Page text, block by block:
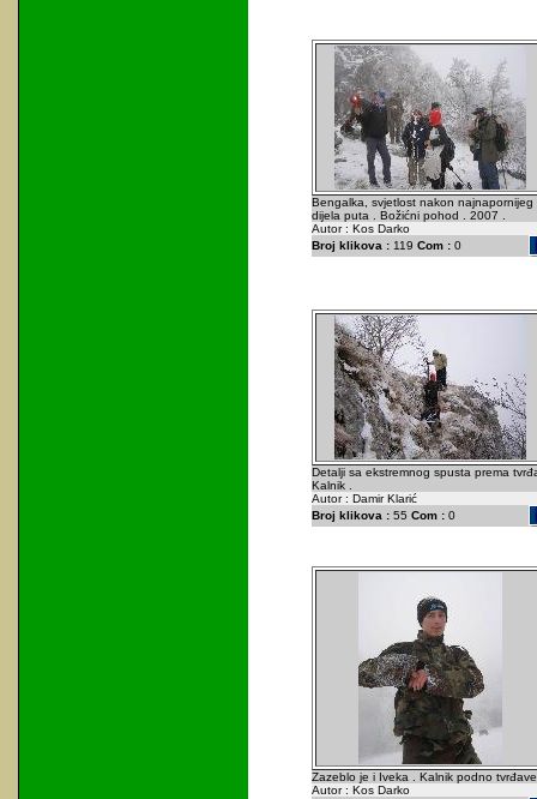
Bengalka, svjetlost nakon najnapornijeg
dijela puta . Božićni pohod . 2007 .
Autor : Kos Darko
Broj klikova :119 Com :0
Detalji sa ekstremnog spusta prema
Kalnik .
Autor : Damir Klarić
Broj klikova :55 Com :0
Zazeblo je i Iveka . Kalnik podno
Autor : Kos Darko